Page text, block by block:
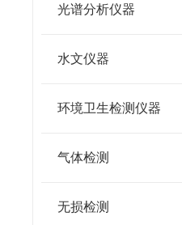
光谱分析仪器
水文仪器
环境卫生检测仪器
气体检测
无损检测